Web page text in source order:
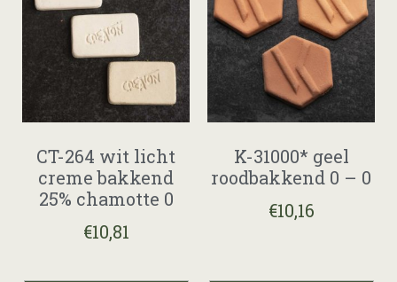
CT-264 wit licht
creme bakkend
25% chamotte 0
€10,81
K-31000* geel
roodbakkend 0 – 0
€10,16